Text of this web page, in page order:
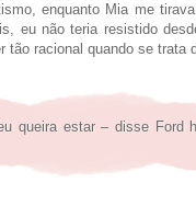
enquanto Mia me
eu não teria resistido
tão racional quando se
queira estar – disse Ford